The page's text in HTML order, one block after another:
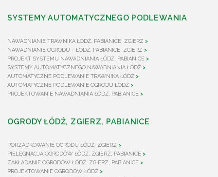
SYSTEMY AUTOMATYCZNEGO PODLEWANIA
NAWADNIANIE TRAWNIKA ŁÓDŹ, PABIANICE, ZGIERZ
NAWADNIANIE OGRODU – ŁÓDŹ, PABIANICE, ZGIERZ
PROJEKT SYSTEMU NAWADNIANIA ŁÓDŹ, PABIANICE
SYSTEMY AUTOMATYCZNEGO NAWADNIANIA ŁÓDŹ
AUTOMATYCZNE PODLEWANIE TRAWNIKA ŁÓDŹ
AUTOMATYCZNE PODLEWANIE OGRODU ŁÓDŹ
PROJEKTOWANIE NAWADNIANIA ŁÓDŹ, PABIANICE
OGRODY ŁÓDŹ, ZGIERZ, PABIANICE
PORZĄDKOWANIE OGRODU ŁÓDŹ, ZGIERZ
PIELĘGNACJA OGRODÓW ŁÓDŹ, ZGIERZ, PABIANICE
ZAKŁADANIE OGRODÓW ŁÓDŹ, ZGIERZ, PABIANICE
PROJEKTOWANIE OGRODÓW ŁÓDŹ